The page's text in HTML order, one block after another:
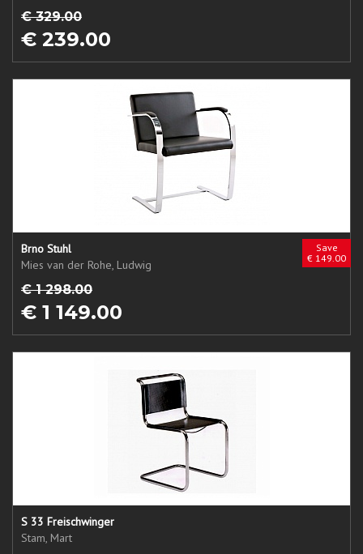
€ 329.00
€ 239.00
Save
€ 149.00
Brno Stuhl
Mies van der Rohe, Ludwig
€ 1 298.00
€ 1 149.00
S 33 Freischwinger
Stam, Mart